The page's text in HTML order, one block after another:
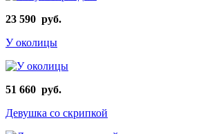
23 590 руб.
У околицы
51 660 руб.
Девушка со скрипкой